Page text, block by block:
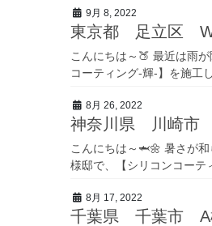
9月 8, 2022
東京都 足立区
こんにちは～🍑 最近は雨
コーティング-輝-】を施工
8月 26, 2022
神奈川県 川崎
こんにちは～🦈🌼 暑さが
様邸で、【シリコンコー
8月 17, 2022
千葉県 千葉市